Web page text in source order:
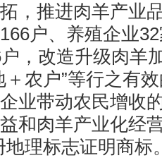
推进肉羊产业品
户、养殖企业
，改造升级肉羊
＋农户”等行之有
业带动农民增收
和肉羊产业化经
地理标志证明商标